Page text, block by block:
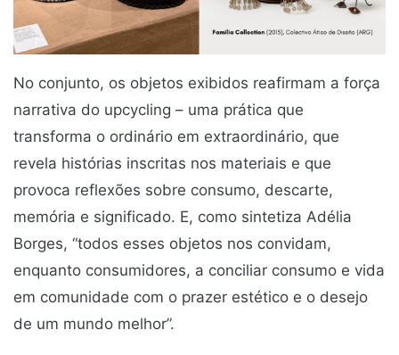
No conjunto, os objetos exibidos reafirmam a força
narrativa do upcycling – uma prática que
transforma o ordinário em extraordinário, que
revela histórias inscritas nos materiais e que
provoca reflexões sobre consumo, descarte,
memória e significado. E, como sintetiza Adélia
Borges, “todos esses objetos nos convidam,
enquanto consumidores, a conciliar consumo e vida
em comunidade com o prazer estético e o desejo
de um mundo melhor”.